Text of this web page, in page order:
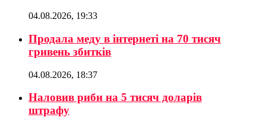
04.08.2026, 19:33
Продала меду в інтернеті на 70 тисяч
гривень збитків
04.08.2026, 18:37
Наловив риби на 5 тисяч доларів
штрафу